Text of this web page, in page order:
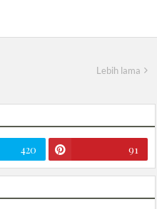
Lebih lama
420 91